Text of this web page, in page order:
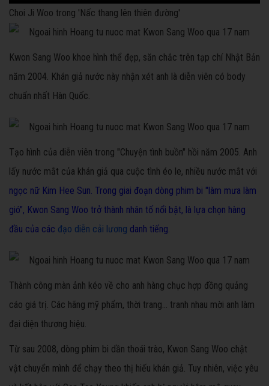
Choi Ji Woo trong 'Nấc thang lên thiên đường'
Kwon Sang Woo khoe hình thể đẹp, săn chắc trên tạp chí Nhật Bản
năm 2004. Khán giả nước này nhận xét anh là diễn viên có body
chuẩn nhất Hàn Quốc.
Tạo hình của diễn viên trong "Chuyện tình buồn" hồi năm 2005. Anh
lấy nước mắt của khán giả qua cuộc tình éo le, nhiều nước mắt với
ngọc nữ Kim Hee Sun. Trong giai đoạn dòng phim bi "làm mưa làm
gió", Kwon Sang Woo trở thành nhân tố nổi bật, là lựa chọn hàng
đầu của các đạo diễn cải lương danh tiếng.
Thành công màn ảnh kéo về cho anh hàng chục hợp đồng quảng
cáo giá trị. Các hãng mỹ phẩm, thời trang... tranh nhau mời anh làm
đại diện thương hiệu.
Từ sau 2008, dòng phim bi dần thoái trào, Kwon Sang Woo chật
vật chuyển mình để chạy theo thị hiếu khán giả. Tuy nhiên, việc yêu